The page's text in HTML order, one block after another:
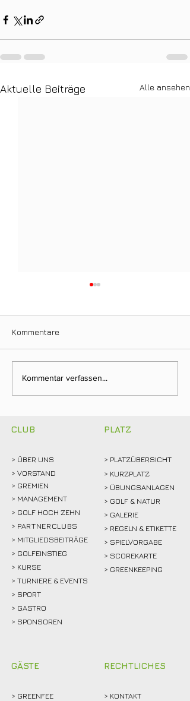
Aktuelle Beiträge Alle ansehen
Ein Tag für die
Kommentare
Kommentar verfassen...
CLUB
> ÜBER UNS
> VORSTAND
> GREMIEN
> MANAGEMENT
> GOLF HOCH ZEHN
> PARTNERCLUBS
> MITGLIEDSBEITRÄGE
> GOLFEINSTIEG
> KURSE
> TURNIERE & EVENTS
> SPORT
> GASTRO
> SPONSOREN
GÄSTE
> GREENFEE
PLATZ
> PLATZÜBERSICHT
> KURZPLATZ
> ÜBUNGSANLAGEN
> GOLF & NATUR
> GALERIE
> REGELN & ETIKETTE
> SPIELVORGABE
> SCOREKARTE
> GREENKEEPING
RECHTLICHES
> KONTAKT